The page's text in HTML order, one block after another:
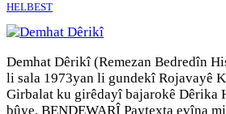
HELBEST
Demhat Dêrikî (Remezan Bedredîn
li sala 1973yan li gundekî Rojavayê
Girbalat ku girêdayî bajarokê Dêrika
bûye. BENDEWARÎ Paytexta evîna